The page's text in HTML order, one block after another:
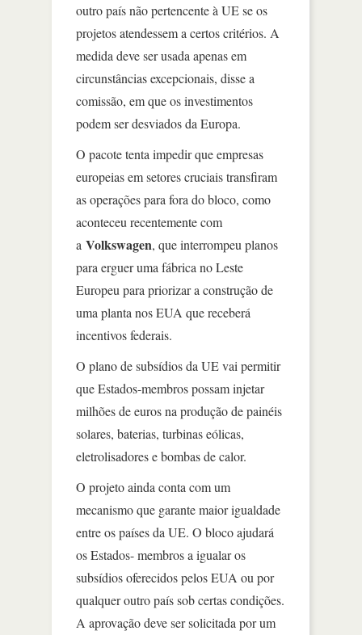
outro país não pertencente à UE se os
projetos atendessem a certos critérios. A
medida deve ser usada apenas em
circunstâncias excepcionais, disse a
comissão, em que os investimentos
podem ser desviados da Europa.
O pacote tenta impedir que empresas
europeias em setores cruciais transfiram
as operações para fora do bloco, como
aconteceu recentemente com
a Volkswagen, que interrompeu planos
para erguer uma fábrica no Leste
Europeu para priorizar a construção de
uma planta nos EUA que receberá
incentivos federais.
O plano de subsídios da UE vai permitir
que Estados-membros possam injetar
milhões de euros na produção de painéis
solares, baterias, turbinas eólicas,
eletrolisadores e bombas de calor.
O projeto ainda conta com um
mecanismo que garante maior igualdade
entre os países da UE. O bloco ajudará
os Estados- membros a igualar os
subsídios oferecidos pelos EUA ou por
qualquer outro país sob certas condições.
A aprovação deve ser solicitada por um